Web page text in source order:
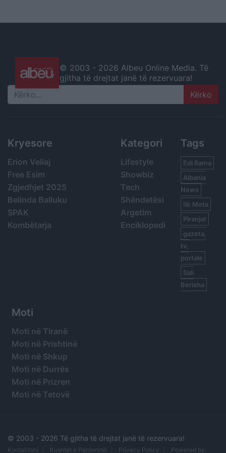
© 2003 - 2026 Albeu Online Media. Të
gjitha të drejtat janë të rezervuara!
Search
Kryesore
Erion Veliaj
Free Esim
Zgjedhjet 2025
Belinda Balluku
SPAK
Kombëtarja
Kategori
Lifestyle
Showbiz
Tech
Shëndetësi
Argetim
Enciklopedi
Tags
Edi Rama
Albania
News
Ilir Meta
Piranjat
gazeta,
tv,
portale
Sali
Berisha
Moti
Moti në Tiranë
Moti në Prishtinë
Moti në Shkup
Moti në Durrës
Moti në Prizren
Moti në Tetovë
© 2003 - 2026 Të gjitha të drejtat janë të rezervuara!
Kontaktoni Kushtet e Përdorimit Privacy Policy Powered by: